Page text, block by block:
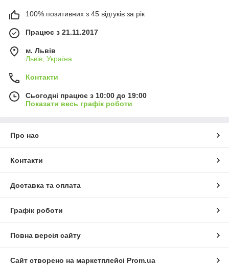
100% позитивних з 45 відгуків за рік
Працює з 21.11.2017
м. Львів
Львів, Україна
Контакти
Сьогодні працює з 10:00 до 19:00
Показати весь графік роботи
Про нас
Контакти
Доставка та оплата
Графік роботи
Повна версія сайту
Сайт створено на маркетплейсі Prom.ua